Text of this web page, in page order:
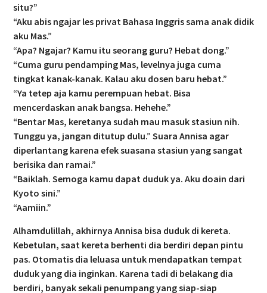
situ?”
“Aku abis ngajar les privat Bahasa Inggris sama anak didik
aku Mas.”
“Apa? Ngajar? Kamu itu seorang guru? Hebat dong.”
“Cuma guru pendamping Mas, levelnya juga cuma
tingkat kanak-kanak. Kalau aku dosen baru hebat.”
“Ya tetep aja kamu perempuan hebat. Bisa
mencerdaskan anak bangsa. Hehehe.”
“Bentar Mas, keretanya sudah mau masuk stasiun nih.
Tunggu ya, jangan ditutup dulu.” Suara Annisa agar
diperlantang karena efek suasana stasiun yang sangat
berisika dan ramai.”
“Baiklah. Semoga kamu dapat duduk ya. Aku doain dari
Kyoto sini.”
“Aamiin.”
Alhamdulillah, akhirnya Annisa bisa duduk di kereta.
Kebetulan, saat kereta berhenti dia berdiri depan pintu
pas. Otomatis dia leluasa untuk mendapatkan tempat
duduk yang dia inginkan. Karena tadi di belakang dia
berdiri, banyak sekali penumpang yang siap-siap